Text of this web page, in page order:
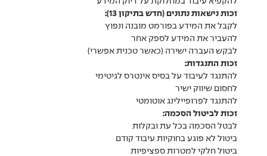
זכות נישאות נתונים (חדש בתיקון 13):
לקבל את המידע בפורמט מובנה ונפוץ
להעביר את המידע לספק אחר
לבקש העברה ישירה (כאשר טכנית אפשרי)
זכות התנגדות:
להתנגד לעיבוד על בסיס אינטרס לגיטימי
לחסום שיווק ישיר
להתנגד לפרופיילינג אוטומטי
זכות לביטול הסכמה:
לבטל הסכמה בכל עת ובקלות
ביטול לא פוגע בחוקיות עיבוד קודם
ביטול חלקי למטרות ספציפיות